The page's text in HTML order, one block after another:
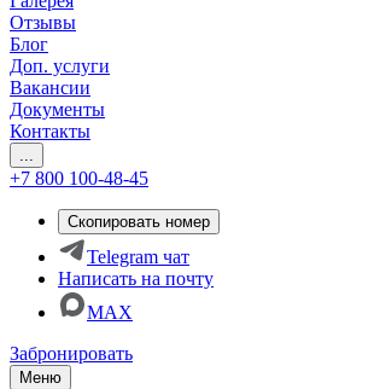
Отзывы
Блог
Доп. услуги
Вакансии
Документы
Контакты
...
+7 800 100-48-45
Скопировать номер
Telegram чат
Написать на почту
MAX
Забронировать
Меню